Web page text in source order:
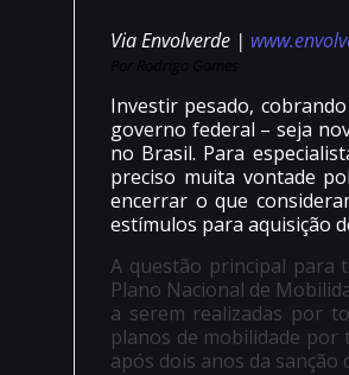
Via Envolverde |
Por Rodrigo Gomes
Investir pesado,
governo federal – seja
no Brasil. Para
preciso muita vontade
encerrar o que
estímulos para aquisição
A questão principal para
Plano Nacional de
a serem realizadas por
planos de mobilidade por
após dois anos da sanção